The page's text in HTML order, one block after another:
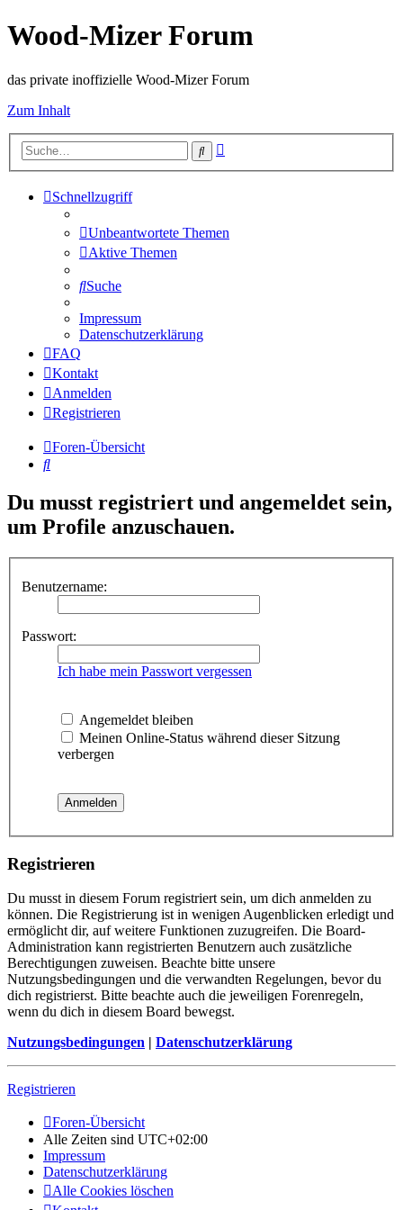
Wood-Mizer Forum
das private inoffizielle Wood-Mizer Forum
Zum Inhalt
Suche
Schnellzugriff
Unbeantwortete Themen
Aktive Themen
Suche
Impressum
Datenschutzerklärung
FAQ
Kontakt
Anmelden
Registrieren
Foren-Übersicht
Suche
Du musst registriert und angemeldet sein,
um Profile anzuschauen.
Benutzername:
Passwort:
Ich habe mein Passwort vergessen
Angemeldet bleiben
Meinen Online-Status während dieser Sitzung
verbergen
Registrieren
Du musst in diesem Forum registriert sein, um dich anmelden zu
können. Die Registrierung ist in wenigen Augenblicken erledigt und
ermöglicht dir, auf weitere Funktionen zuzugreifen. Die Board-
Administration kann registrierten Benutzern auch zusätzliche
Berechtigungen zuweisen. Beachte bitte unsere
Nutzungsbedingungen und die verwandten Regelungen, bevor du
dich registrierst. Bitte beachte auch die jeweiligen Forenregeln,
wenn du dich in diesem Board bewegst.
Nutzungsbedingungen | Datenschutzerklärung
Registrieren
Foren-Übersicht
Alle Zeiten sind UTC+02:00
Impressum
Datenschutzerklärung
Alle Cookies löschen